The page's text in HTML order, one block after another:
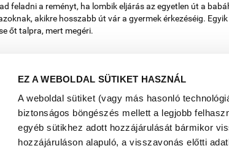
EZ A WEBOLDAL SÜTIKET HASZNÁL
A weboldal sütiket (vagy más hasonló
biztonságos böngészés mellett a legjobb
egyéb sütikhez adott hozzájárulását bármikor
hozzájáruláson alapuló, a visszavonás előtti
feladni a reményt, ha lombik eljárás az egyetlen út a
akikre hosszabb út vár a gyermek érkezéséig.
őt talpra, mert megéri.